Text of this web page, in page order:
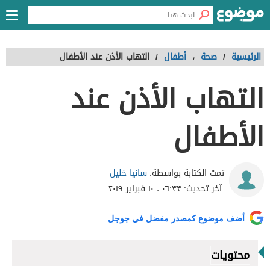
الرئيسية / صحة ، أطفال / التهاب الأذن عند الأطفال
التهاب الأذن عند
الأطفال
تمت الكتابة بواسطة:سانيا خليل
آخر تحديث:٠٦:٣٣ ، ١٠ فبراير ٢٠١٩
أضف موضوع كمصدر مفضل في جوجل
محتويات